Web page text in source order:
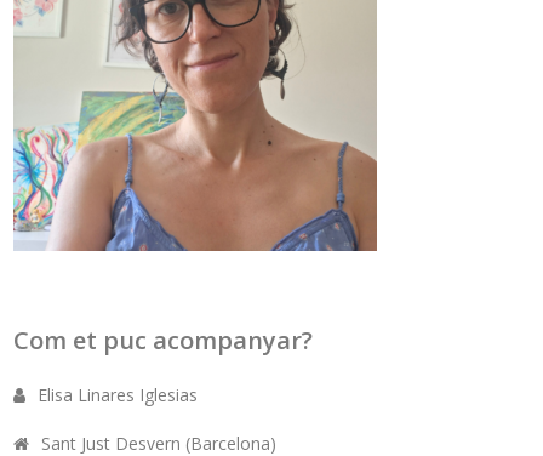
Com et puc acompanyar?
Elisa Linares Iglesias
Sant Just Desvern (Barcelona)